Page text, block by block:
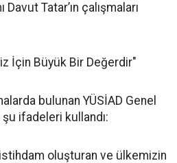
Tatar’ın çalışmaları
İçin Büyük Bir Değerdir"
bulunan YÜSİAD Genel
şu ifadeleri kullandı:
istihdam oluşturan ve ülkemizin